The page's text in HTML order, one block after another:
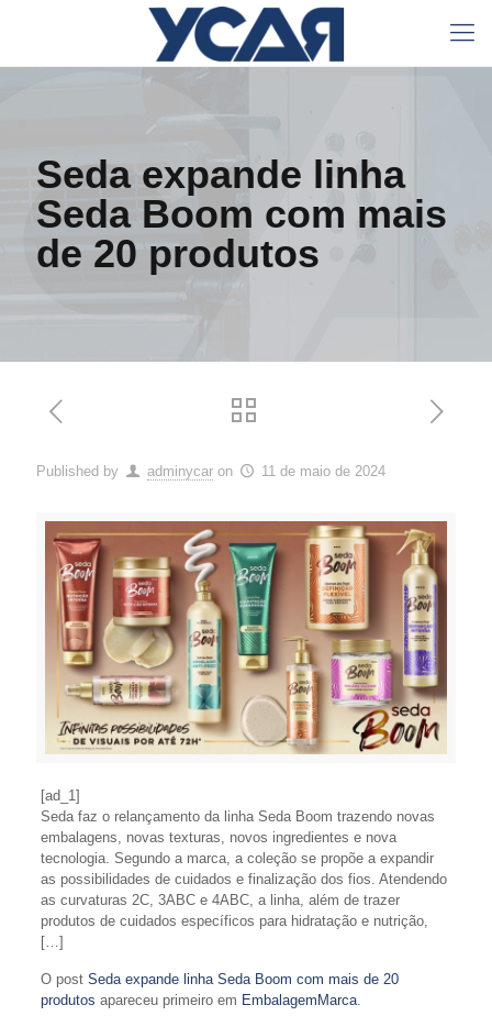
Seda expande linha
Seda Boom com mais
de 20 produtos
Published by adminycar on 11 de maio de 2024
[ad_1]
Seda faz o relançamento da linha Seda Boom trazendo novas
embalagens, novas texturas, novos ingredientes e nova
tecnologia. Segundo a marca, a coleção se propõe a expandir
as possibilidades de cuidados e finalização dos fios. Atendendo
as curvaturas 2C, 3ABC e 4ABC, a linha, além de trazer
produtos de cuidados específicos para hidratação e nutrição,
[…]
O post Seda expande linha Seda Boom com mais de 20
produtos apareceu primeiro em EmbalagemMarca.